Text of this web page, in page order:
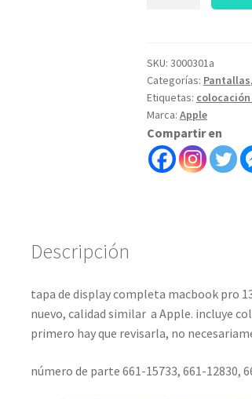
macbook
pro
13
2020
a2251
silver-
SKU: 3000301a
Categorías: Pantallas,
Etiquetas:
Marca: Apple
Compartir en
Descripción
tapa de display completa macbook pro
nuevo, calidad similar a Apple. incluye
primero hay que revisarla, no
número de parte 661-15733, 661-12830,